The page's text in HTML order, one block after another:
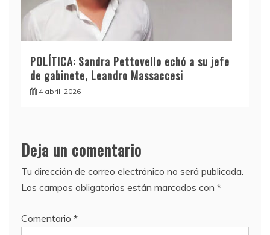
POLÍTICA: Sandra Pettovello echó a su jefe
de gabinete, Leandro Massaccesi
4 abril, 2026
Deja un comentario
Tu dirección de correo electrónico no será publicada.
Los campos obligatorios están marcados con *
Comentario *